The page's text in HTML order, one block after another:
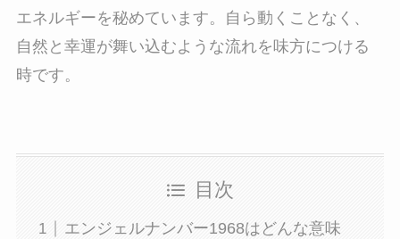
エネルギーを秘めています。自ら動くことなく、
自然と幸運が舞い込むような流れを味方につける
時です。
目次
エンジェルナンバー1968はどんな意味